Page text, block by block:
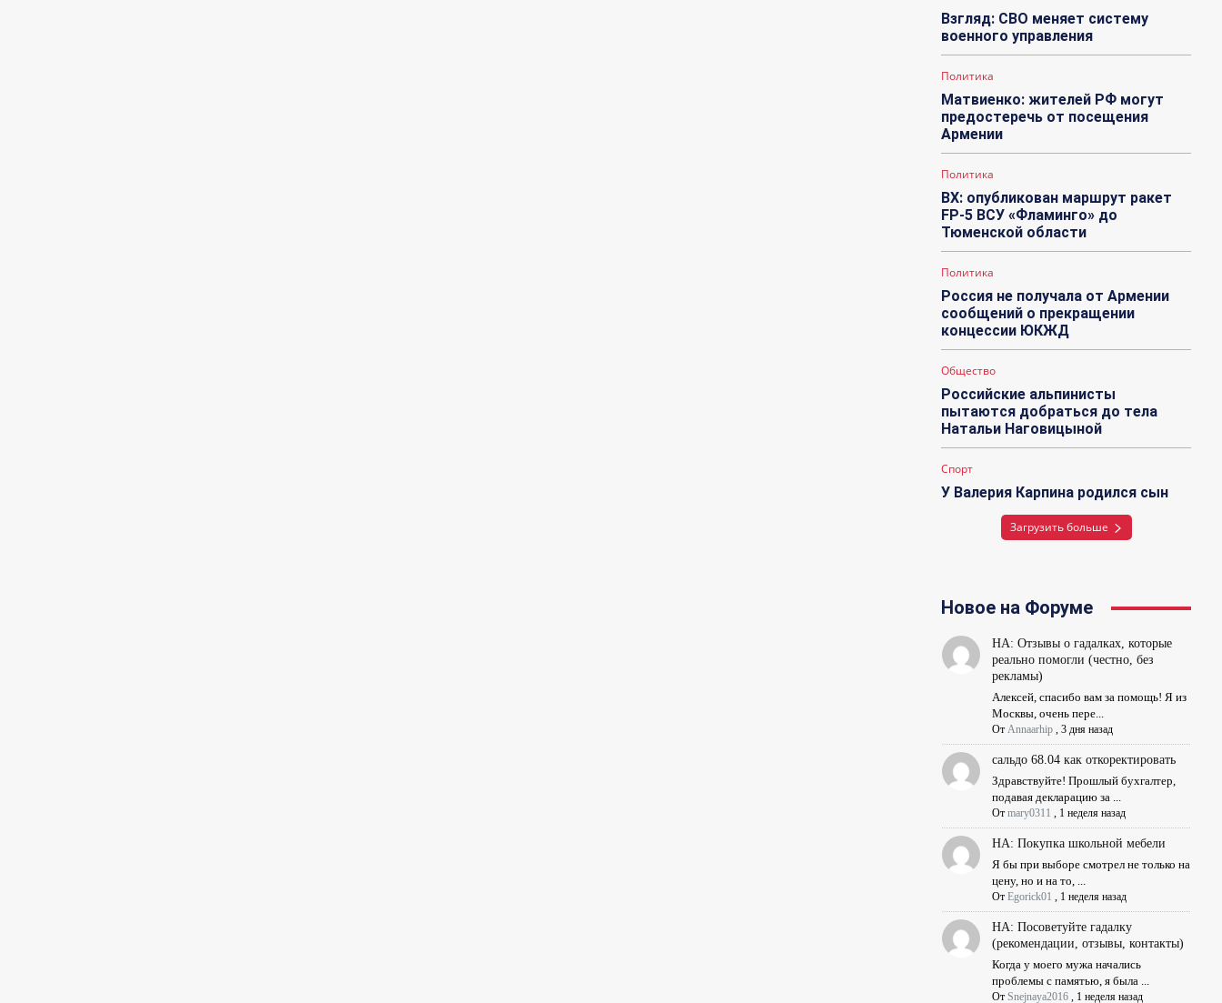
Взгляд: СВО меняет систему
военного управления
Политика
Матвиенко: жителей РФ могут
предостеречь от посещения
Армении
Политика
ВХ: опубликован маршрут ракет
FP-5 ВСУ «Фламинго» до
Тюменской области
Политика
Россия не получала от Армении
сообщений о прекращении
концессии ЮКЖД
Общество
Российские альпинисты
пытаются добраться до тела
Натальи Наговицыной
Спорт
У Валерия Карпина родился сын
Загрузить больше
Новое на Форуме
НА: Отзывы о гадалках, которые
реально помогли (честно, без
рекламы)
Алексей, спасибо вам за помощь! Я из
Москвы, очень пере...
От Annaarhip, 3 дня назад
сальдо 68.04 как откоректировать
Здравствуйте! Прошлый бухгалтер,
подавая декларацию за ...
От mary0311 , 1 неделя назад
НА: Покупка школьной мебели
Я бы при выборе смотрел не только на
цену, но и на то, ...
От Egorick01 , 1 неделя назад
НА: Посоветуйте гадалку
(рекомендации, отзывы, контакты)
Когда у моего мужа начались
проблемы с памятью, я была ...
От Snejnaya2016, 1 неделя назад